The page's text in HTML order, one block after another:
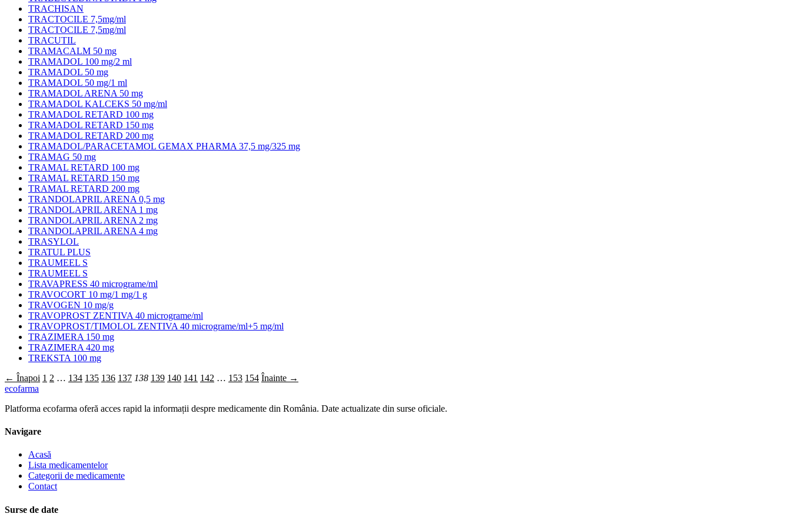
TRACHISAN
TRACTOCILE 7,5mg/ml
TRACTOCILE 7,5mg/ml
TRACUTIL
TRAMACALM 50 mg
TRAMADOL 100 mg/2 ml
TRAMADOL 50 mg
TRAMADOL 50 mg/1 ml
TRAMADOL ARENA 50 mg
TRAMADOL KALCEKS 50 mg/ml
TRAMADOL RETARD 100 mg
TRAMADOL RETARD 150 mg
TRAMADOL RETARD 200 mg
TRAMADOL/PARACETAMOL GEMAX PHARMA 37,5 mg/325 mg
TRAMAG 50 mg
TRAMAL RETARD 100 mg
TRAMAL RETARD 150 mg
TRAMAL RETARD 200 mg
TRANDOLAPRIL ARENA 0,5 mg
TRANDOLAPRIL ARENA 1 mg
TRANDOLAPRIL ARENA 2 mg
TRANDOLAPRIL ARENA 4 mg
TRASYLOL
TRATUL PLUS
TRAUMEEL S
TRAUMEEL S
TRAVAPRESS 40 micrograme/ml
TRAVOCORT 10 mg/1 mg/1 g
TRAVOGEN 10 mg/g
TRAVOPROST ZENTIVA 40 micrograme/ml
TRAVOPROST/TIMOLOL ZENTIVA 40 micrograme/ml+5 mg/ml
TRAZIMERA 150 mg
TRAZIMERA 420 mg
TREKSTA 100 mg
← Înapoi 1 2 … 134 135 136 137 138 139 140 141 142 … 153 154 Înainte →
ecofarma
Platforma ecofarma oferă acces rapid la informații despre medicamente din România. Date actualizate din surse oficiale.
Navigare
Acasă
Lista medicamentelor
Categorii de medicamente
Contact
Surse de date